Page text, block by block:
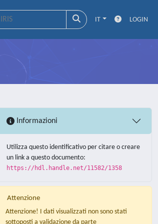
IT LOGIN
Informazioni
Utilizza questo identificativo per citare o creare
un link a questo documento:
https://hdl.handle.net/11582/1358
Attenzione
Attenzione! I dati visualizzati non sono stati
sottoposti a validazione da parte